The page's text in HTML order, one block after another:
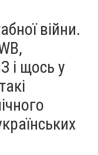
війни.
і щось у